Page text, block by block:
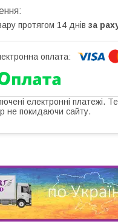
протягом 14 днів за
електронні платежі.
не покидаючи сайту.